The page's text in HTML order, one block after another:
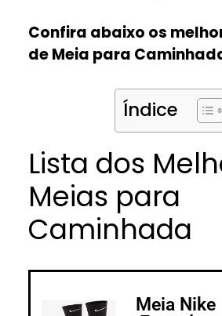
Confira abaixo os
de Meia para
Índice
Lista dos
Meias para
Caminhada
Meia Nike